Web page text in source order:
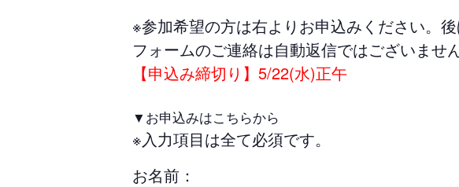
※参加希望の方は右よりお申込みください。
フォームのご連絡は自動返信ではございませ
【申込み締切り】5/22(水)正午
▼お申込みはこちらから
※入力項目は全て必須です。
お名前：